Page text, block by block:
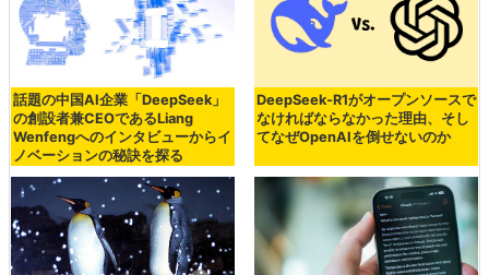
話題の中国AI企業「DeepSeek」
の創設者兼CEOであるLiang
Wenfengへのインタビューからイ
ノベーションの秘訣を探る
DeepSeek-R1がオープンソースで
なければならなかった理由、そし
てなぜOpenAIを倒せないのか